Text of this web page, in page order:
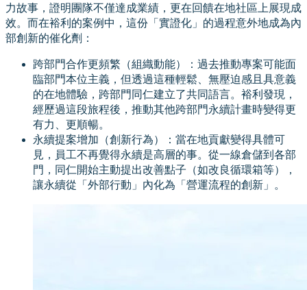
力故事，證明團隊不僅達成業績，更在回饋在地社區上展現成
效。而在裕利的案例中，這份「實證化」的過程意外地成為內
部創新的催化劑：
跨部門合作更頻繁（組織動能）：過去推動專案可能面
臨部門本位主義，但透過這種輕鬆、無壓迫感且具意義
的在地體驗，跨部門同仁建立了共同語言。裕利發現，
經歷過這段旅程後，推動其他跨部門永續計畫時變得更
有力、更順暢。
永續提案增加（創新行為）：當在地貢獻變得具體可
見，員工不再覺得永續是高層的事。從一線倉儲到各部
門，同仁開始主動提出改善點子（如改良循環箱等），
讓永續從「外部行動」內化為「營運流程的創新」。